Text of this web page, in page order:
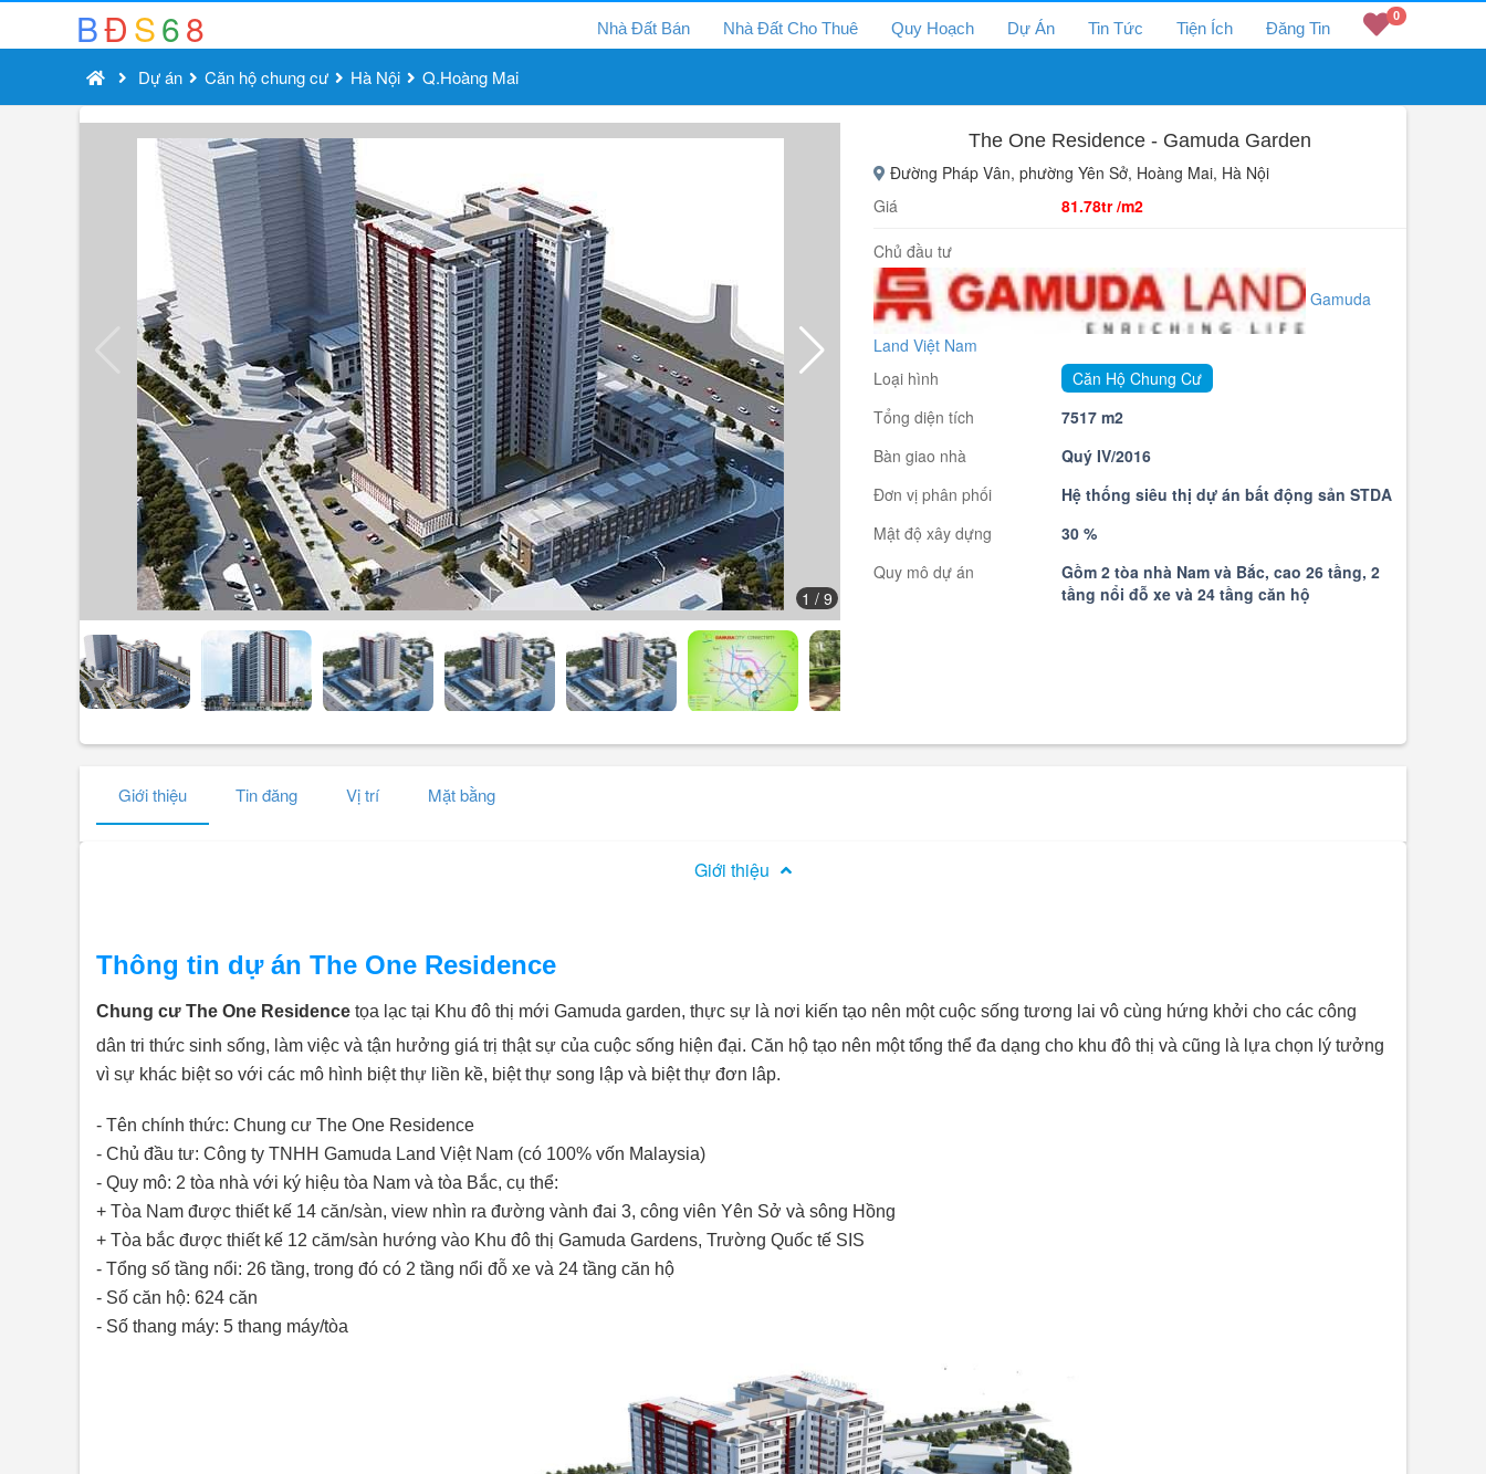
BĐS68 Nhà Đất Bán Nhà Đất Cho Thuê Quy Hoạch Dự Án Tin Tức Tiện Ích Đăng Tin
0
Dự án Căn hộ chung cư Hà Nội Q.Hoàng Mai
1 / 9
The One Residence - Gamuda Garden
Đường Pháp Vân, phường Yên Sở, Hoàng Mai, Hà Nội
Giá
81.78tr /m2
Chủ đầu tư
Gamuda
Land Việt Nam
Loại hình
Căn Hộ Chung Cư
Tổng diện tích
7517 m2
Bàn giao nhà
Quý IV/2016
Đơn vị phân phối
Hệ thống siêu thị dự án bất động sản STDA
Mật độ xây dựng
30 %
Quy mô dự án
Gồm 2 tòa nhà Nam và Bắc, cao 26 tầng, 2
tầng nổi đỗ xe và 24 tầng căn hộ
Giới thiệu Tin đăng Vị trí Mặt bằng
Giới thiệu
Thông tin dự án The One Residence
Chung cư The One Residence tọa lạc tại Khu đô thị mới Gamuda garden, thực sự là nơi kiến tạo nên một cuộc sống tương lai vô cùng hứng khởi cho các công
dân tri thức sinh sống, làm việc và tận hưởng giá trị thật sự của cuộc sống hiện đại. Căn hộ tạo nên một tổng thể đa dạng cho khu đô thị và cũng là lựa chọn lý tưởng
vì sự khác biệt so với các mô hình biệt thự liền kề, biệt thự song lập và biệt thự đơn lâp.
- Tên chính thức: Chung cư The One Residence
- Chủ đầu tư: Công ty TNHH Gamuda Land Việt Nam (có 100% vốn Malaysia)
- Quy mô: 2 tòa nhà với ký hiệu tòa Nam và tòa Bắc, cụ thể:
+ Tòa Nam được thiết kế 14 căn/sàn, view nhìn ra đường vành đai 3, công viên Yên Sở và sông Hồng
+ Tòa bắc được thiết kế 12 căm/sàn hướng vào Khu đô thị Gamuda Gardens, Trường Quốc tế SIS
- Tổng số tầng nổi: 26 tầng, trong đó có 2 tầng nổi đỗ xe và 24 tầng căn hộ
- Số căn hộ: 624 căn
- Số thang máy: 5 thang máy/tòa